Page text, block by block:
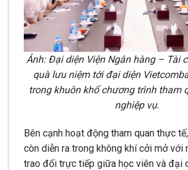
Ảnh: Đại diện Viện Ngân hàng – Tài
quà lưu niệm tới đại diện
trong khuôn khổ chương trình tham
nghiệp vụ.
Bên cạnh hoạt động tham quan thực
còn diễn ra trong không khí cởi mở với
trao đổi trực tiếp giữa học viên và đại